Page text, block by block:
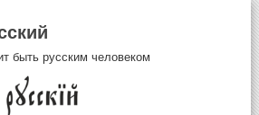
быть русским человеком